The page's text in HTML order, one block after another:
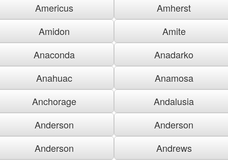
Americus
Amherst
Amidon
Amite
Anaconda
Anadarko
Anahuac
Anamosa
Anchorage
Andalusia
Anderson
Anderson
Anderson
Andrews